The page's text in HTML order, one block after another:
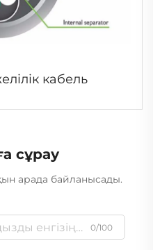
кабель
сұрау
арада байланысады.
0/100